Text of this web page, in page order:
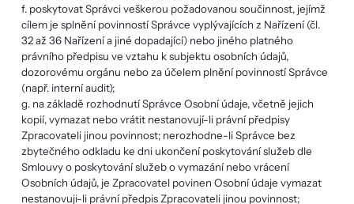
f. poskytovat Správci veškerou požadovanou součinnost, jejímž
cílem je splnění povinností Správce vyplývajících z Nařízení (čl.
32 až 36 Nařízení a jiné dopadající) nebo jiného platného
právního předpisu ve vztahu k subjektu osobních údajů,
dozorovému orgánu nebo za účelem plnění povinností Správce
(např. interní audit);
g. na základě rozhodnutí Správce Osobní údaje, včetně jejich
kopií, vymazat nebo vrátit nestanovují-li právní předpisy
Zpracovateli jinou povinnost; nerozhodne-li Správce bez
zbytečného odkladu ke dni ukončení poskytování služeb dle
Smlouvy o poskytování služeb o vymazání nebo vrácení
Osobních údajů, je Zpracovatel povinen Osobní údaje vymazat
nestanovuji-li právní předpis Zpracovateli jinou povinnost;